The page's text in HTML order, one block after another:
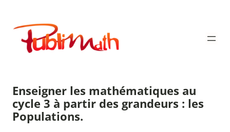
contenu
Publimath
Enseigner les mathématiques au
cycle 3 à partir des grandeurs : les
Populations.